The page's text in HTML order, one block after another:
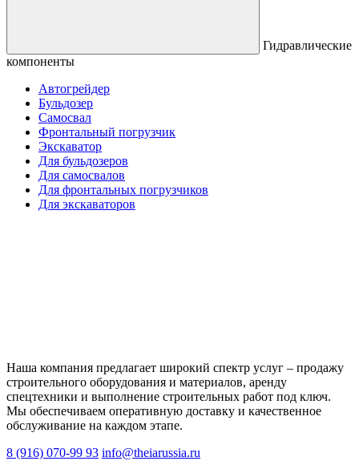
Гидравлические
компоненты
Автогрейдер
Бульдозер
Самосвал
Фронтальный погрузчик
Экскаватор
Для бульдозеров
Для самосвалов
Для фронтальных погрузчиков
Для экскаваторов
Наша компания предлагает широкий спектр услуг – продажу
строительного оборудования и материалов, аренду
спецтехники и выполнение строительных работ под ключ.
Мы обеспечиваем оперативную доставку и качественное
обслуживание на каждом этапе.
8 (916) 070-99 93 info@theiarussia.ru